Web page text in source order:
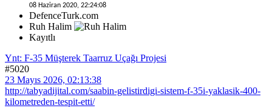
08 Haziran 2020, 22:24:08
DefenceTurk.com
Ruh Halim
Kayıtlı
Ynt: F-35 Müşterek Taarruz Uçağı Projesi
#5020
23 Mayıs 2026, 02:13:38
http://tabyadijital.com/saabin-gelistirdigi-sistem-f-35i-yaklasik-400-
kilometreden-tespit-etti/